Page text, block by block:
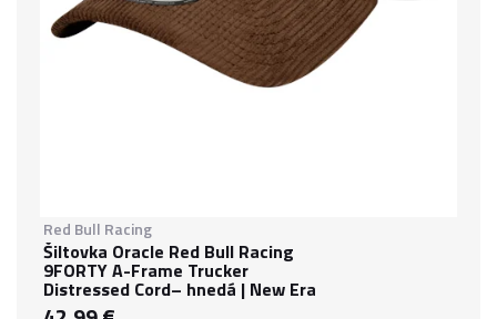
Red Bull Racing
Šiltovka Oracle Red Bull Racing
9FORTY A-Frame Trucker
Distressed Cord– hnedá | New Era